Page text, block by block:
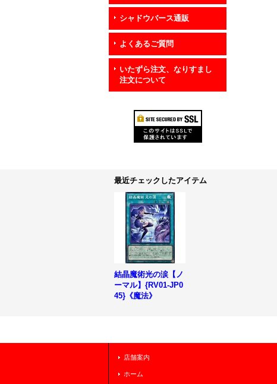
シャドウバース通販
よくあるご質問
いたずら注文、なりすまし
注文について
最近チェックしたアイテム
結晶魔術光の涙【ノ
ーマル】{RV01-JP0
45}《魔法》
店舗案内
ホーム